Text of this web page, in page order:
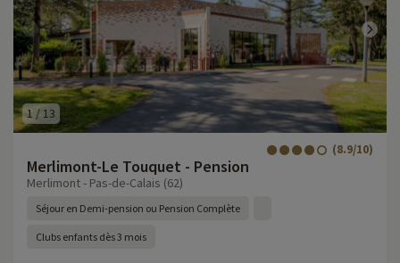
1 / 13
Merlimont-Le Touquet - Pension
(8.9/10)
Merlimont - Pas-de-Calais (62)
Séjour en Demi-pension ou Pension Complète
Clubs enfants dès 3 mois